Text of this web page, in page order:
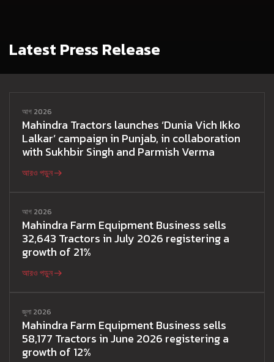
Latest Press Release
আগ 2026
Mahindra Tractors launches ‘Dunia Vich Ikko
Lalkar’ campaign in Punjab, in collaboration
with Sukhbir Singh and Parmish Verma
আরও পড়ুন
আগ 2026
Mahindra Farm Equipment Business sells
32,643 Tractors in July 2026 registering a
growth of 21%
আরও পড়ুন
জুলা 2026
Mahindra Farm Equipment Business sells
58,177 Tractors in June 2026 registering a
growth of 12%